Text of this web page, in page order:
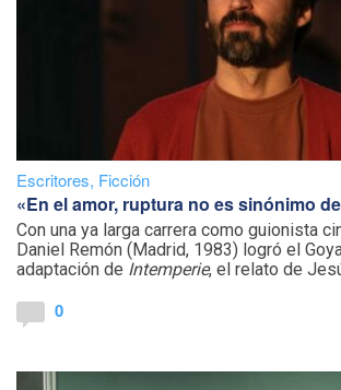
Escritores, Ficción
«En el amor, ruptura no es sinónimo
Con una ya larga carrera como guionista
Daniel Remón (Madrid, 1983) logró el
adaptación de Intemperie, el relato de
0